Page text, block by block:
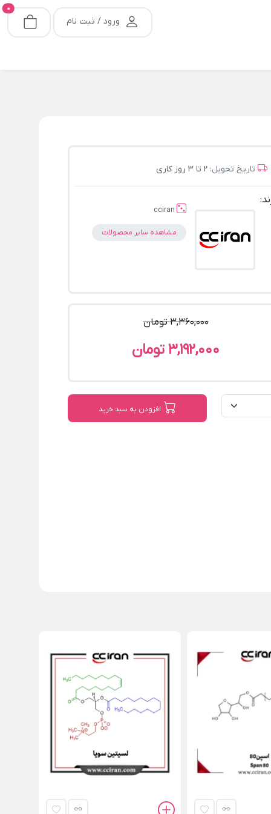
ورود / ثبت نام
0
تاریخ تحویل: 2 تا 3 روز کاری
cciran
مشاهده سایر محصولات
3,360,000 تومان
3,192,000 تومان
افزودن به سبد خرید